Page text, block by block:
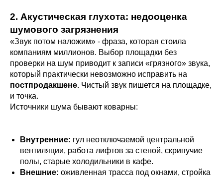
2. Акустическая глухота: недооценка
шумового загрязнения
«Звук потом наложим» - фраза, которая стоила
компаниям миллионов. Выбор площадки без
проверки на шум приводит к записи «грязного» звука,
который практически невозможно исправить на
постпродакшене. Чистый звук пишется на площадке,
и точка.
Источники шума бывают коварны:
Внутренние: гул неотключаемой центральной
вентиляции, работа лифтов за стеной, скрипучие
полы, старые холодильники в кафе.
Внешние: оживленная трасса под окнами, стройка